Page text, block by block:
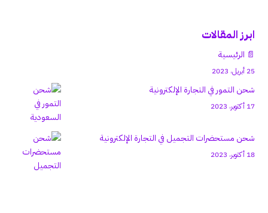
ابرز المقالات
📄 الرئيسية
25 أبريل، 2023
شحن التمور في التجارة الإلكترونية
17 أكتوبر، 2023
شحن مستحضرات التجميل في التجارة الإلكترونية
18 أكتوبر، 2023